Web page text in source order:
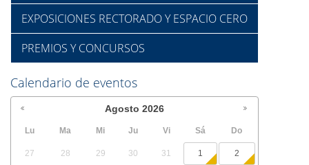
EXPOSICIONES RECTORADO Y ESPACIO CERO
PREMIOS Y CONCURSOS
Calendario de eventos
Agosto 2026
Lu Ma Mi Ju Vi Sá Do
27 28 29 30 31 1 2